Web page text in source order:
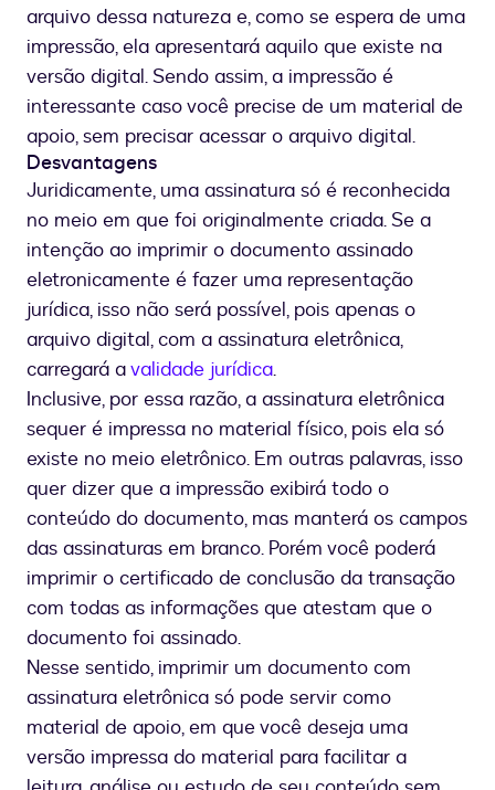
arquivo dessa natureza e, como se espera de uma
impressão, ela apresentará aquilo que existe na
versão digital. Sendo assim, a impressão é
interessante caso você precise de um material de
apoio, sem precisar acessar o arquivo digital.
Desvantagens
Juridicamente, uma assinatura só é reconhecida
no meio em que foi originalmente criada. Se a
intenção ao imprimir o documento assinado
eletronicamente é fazer uma representação
jurídica, isso não será possível, pois apenas o
arquivo digital, com a assinatura eletrônica,
carregará avalidade jurídica.
Inclusive, por essa razão, a assinatura eletrônica
sequer é impressa no material físico, pois ela só
existe no meio eletrônico. Em outras palavras, isso
quer dizer que a impressão exibirá todo o
conteúdo do documento, mas manterá os campos
das assinaturas em branco. Porém você poderá
imprimir o certificado de conclusão da transação
com todas as informações que atestam que o
documento foi assinado.
Nesse sentido, imprimir um documento com
assinatura eletrônica só pode servir como
material de apoio, em que você deseja uma
versão impressa do material para facilitar a